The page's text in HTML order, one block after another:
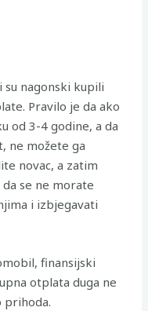
su nagonski kupili
Pravilo je da ako
od 3-4 godine, a da
ne možete ga
novac, a zatim
se ne morate
i izbjegavati
finansijski
otplata duga ne
prihoda.